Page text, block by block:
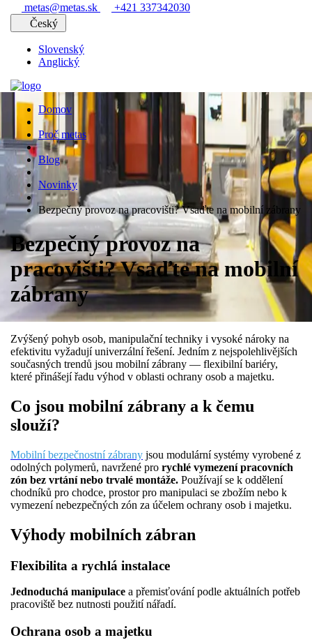
metas@metas.sk
+421 337342030
Český
Slovenský
Anglický
Domov
Proč metas
Blog
Novinky
Bezpečný provoz na pracovišti? Vsaďte na mobilní zábrany
Bezpečný provoz na
pracovišti? Vsaďte na mobilní
zábrany
Zvýšený pohyb osob, manipulační techniky i vysoké nároky na
efektivitu vyžadují univerzální řešení. Jedním z nejspolehlivějších
současných trendů jsou mobilní zábrany — flexibilní bariéry,
které přinášejí řadu výhod v oblasti ochrany osob a majetku.
Co jsou mobilní zábrany a k čemu
slouží?
Mobilní bezpečnostní zábrany jsou modulární systémy vyrobené z
odolných polymerů, navržené pro rychlé vymezení pracovních
zón bez vrtání nebo trvalé montáže. Používají se k oddělení
chodníků pro chodce, prostor pro manipulaci se zbožím nebo k
vymezení nebezpečných zón za účelem ochrany osob i majetku.
Výhody mobilních zábran
Flexibilita a rychlá instalace
Jednoduchá manipulace a přemisťování podle aktuálních potřeb
pracoviště bez nutnosti použití nářadí.
Ochrana osob a majetku